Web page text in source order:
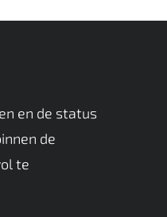
en de status
de
te